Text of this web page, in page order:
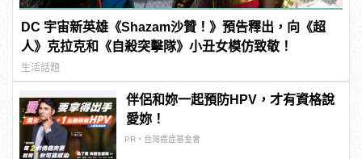
DC 宇宙新英雄《Shazam沙贊！》預告釋出，向《超
人》克拉克和《自殺突擊隊》小丑女模仿致敬！
生活話題
伴侶和妳一起預防HPV，才有資格說
愛妳！
PR・台灣癌症基金會